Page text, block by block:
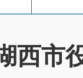
西市